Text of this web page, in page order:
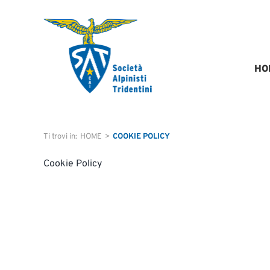
Ti trovi in: HOME > COOKIE POLICY
Cookie Policy